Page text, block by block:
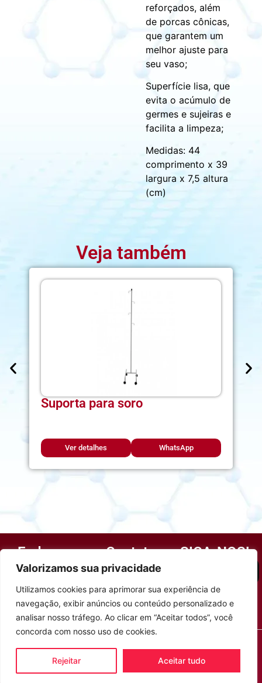
Valorizamos sua privacidade
Utilizamos cookies para aprimorar sua experiência de
navegação, exibir anúncios ou conteúdo personalizado e
analisar nosso tráfego. Ao clicar em “Aceitar todos”, você
concorda com nosso uso de cookies.
Rejeitar Aceitar tudo
reforçados, além
de porcas cônicas,
que garantem um
melhor ajuste para
seu vaso;
Superfície lisa, que
evita o acúmulo de
germes e sujeiras e
facilita a limpeza;
Medidas: 44
comprimento x 39
largura x 7,5 altura
(cm)
Veja também
Suporta para soro
Ver detalhes WhatsApp
Endereço
R. Buenos Aires, 40
Guarujá, 11410-010,
BR
Contato
(13) 3384-1612
WhatsApp
bruno@physiomedguaruja.com.br
SIGA-NOS!
Desenvolvido por Bistec Soft
– Todos os direitos
reservados
Olá, você precisa de ajuda?